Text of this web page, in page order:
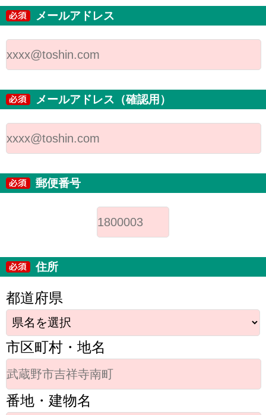
メールアドレス
メールアドレス（確認用）
郵便番号
住所
都道府県
市区町村・地名
番地・建物名